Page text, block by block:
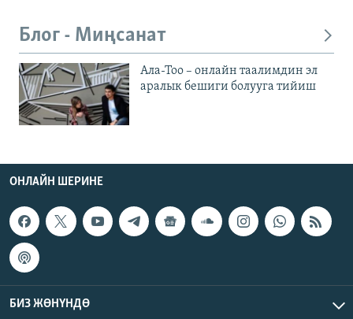
Блог - Миңсанат
Ала-Тоо – онлайн таалимдин эл
аралык бешиги болууга тийиш
ОНЛАЙН ШЕРИНЕ
БИЗ ЖӨНҮНДӨ